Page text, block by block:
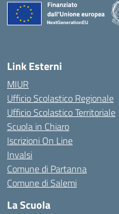
Link Esterni
MIUR
Ufficio Scolastico Regionale
Ufficio Scolastico Territoriale
Scuola in Chiaro
Iscrizioni On Line
Invalsi
Comune di Partanna
Comune di Salemi
La Scuola